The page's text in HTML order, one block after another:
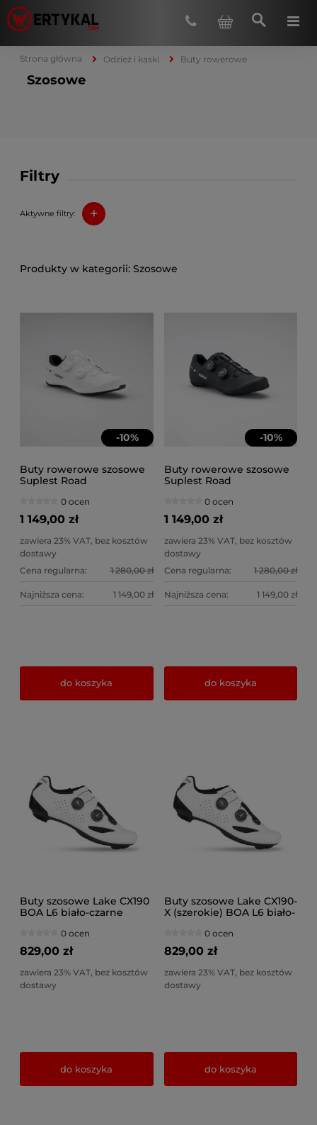
Strona główna Odzież i kaski Buty rowerowe
Szosowe
Filtry
Aktywne filtry: +
Szosowe
-10%
Buty rowerowe szosowe
Suplest Road
0 ocen
1 149,00 zł
zawiera 23% VAT, bez kosztów
dostawy
Cena regularna:
1 280,00 zł
Najniższa cena: 1 149,00 zł
do koszyka
-10%
Buty rowerowe szosowe
Suplest Road
BOA L6 czarne
0 ocen
1 149,00 zł
zawiera 23% VAT, bez kosztów
dostawy
Cena regularna:
1 280,00 zł
Najniższa cena: 1 149,00 zł
do koszyka
Buty szosowe Lake CX190
BOA L6 biało-czarne
0 ocen
829,00 zł
zawiera 23% VAT, bez kosztów
dostawy
do koszyka
Buty szosowe Lake CX190-
X (szerokie) BOA L6 biało-
0 ocen
829,00 zł
zawiera 23% VAT, bez kosztów
dostawy
do koszyka